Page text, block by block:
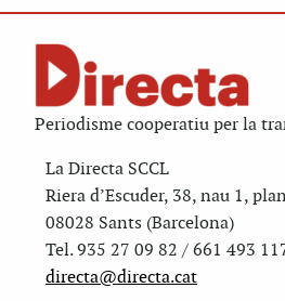
Periodisme cooperatiu per la
La Directa SCCL
Riera d’Escuder, 38, nau 1,
08028 Sants (Barcelona)
Tel. 935 27 09 82 / 661 493
directa@directa.cat